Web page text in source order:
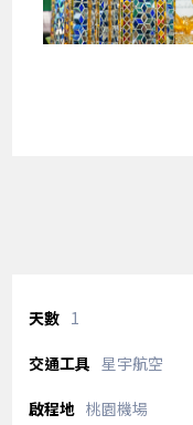
1
星宇航空
桃園機場